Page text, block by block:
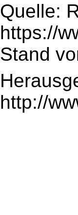
Quelle:
https://
Stand
http://